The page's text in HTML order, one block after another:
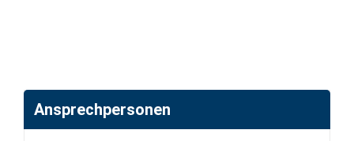
Ansprechpersonen